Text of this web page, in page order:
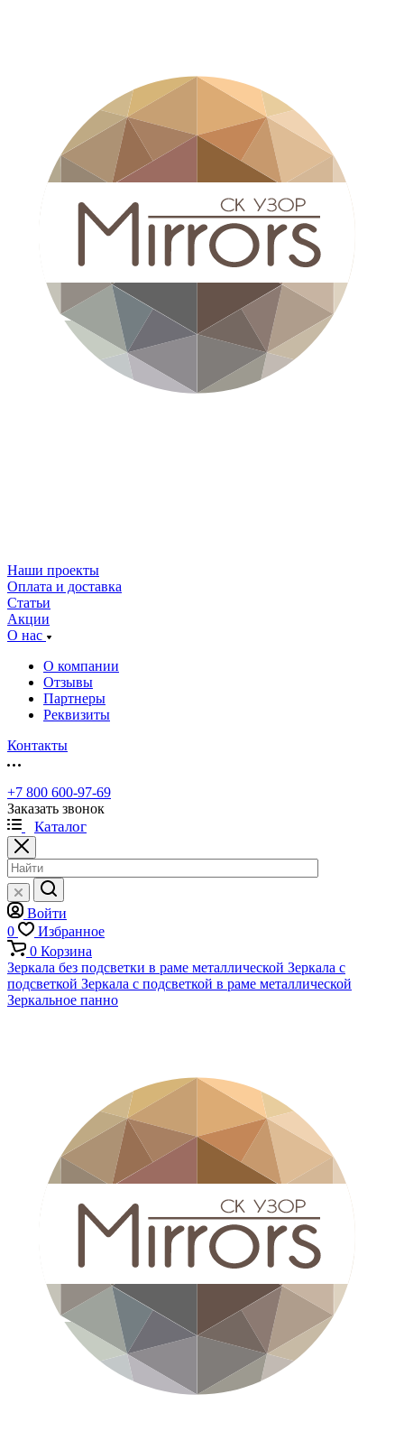
Наши проекты
Оплата и доставка
Статьи
Акции
О нас
О компании
Отзывы
Партнеры
Реквизиты
Контакты
+7 800 600-97-69
Заказать звонок
Каталог
Войти
0
Избранное
0 Корзина
Зеркала без подсветки в раме металлической Зеркала с
подсветкой Зеркала с подсветкой в раме металлической
Зеркальное панно